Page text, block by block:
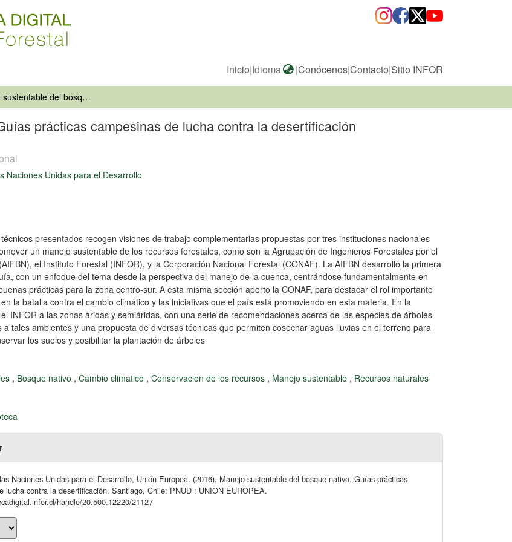
Inicio|Idioma |Conócenos|Contacto|Sitio INFOR
Manejo sustentable del bosque nativo. Guías prácticas campesinas de lucha contra la desertificación
prácticas campesinas de lucha contra la desertificación
Naciones Unidas para el Desarrollo
presentados recogen visiones de trabajo complementarias propuestas por tres instituciones nacionales
un manejo sustentable de los recursos forestales, como son la Agrupación de Ingenieros Forestales por el
el Instituto Forestal (INFOR), y la Corporación Nacional Forestal (CONAF). La AIFBN desarrolló la primera
con un enfoque del tema desde la perspectiva del manejo de la cuenca, centrándose fundamentalmente en
prácticas para la zona centro-sur. A esta misma sección aporto la CONAF, para destacar el rol importante
la batalla contra el cambio climático y las iniciativas que el país está promoviendo en esta materia. En la
INFOR a las zonas áridas y semiáridas, con una serie de recomendaciones acerca de las especies de árboles
a tales ambientes y una propuesta de diversas técnicas que permiten cosechar aguas lluvias en el terreno para
los suelos y posibilitar la plantación de árboles
, Bosque nativo , Cambio climatico , Conservacion de los recursos , Manejo sustentable , Recursos naturales
Naciones Unidas para el Desarrollo, Unión Europea. (2016). Manejo sustentable del bosque nativo. Guías prácticas
lucha contra la desertificación. Santiago, Chile: PNUD : UNION EUROPEA.
handle/20.500.12220/21127